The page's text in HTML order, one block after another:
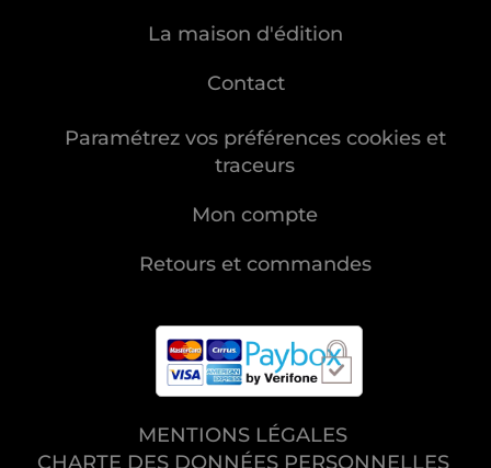
La maison d'édition
Contact
Paramétrez vos préférences cookies et
traceurs
Mon compte
Retours et commandes
MENTIONS LÉGALES
CHARTE DES DONNÉES PERSONNELLES